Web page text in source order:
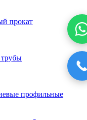
прокат
профильные